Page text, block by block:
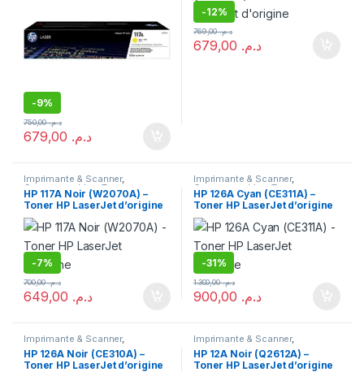
-9%
د.م.
د.م.750,00
-12%
د.م.
د.م.769,00
Imprimante & Scanner,
Consommables,Toner
HP 117A Noir (W2070A) –
Toner HP LaserJet d’origine
-7%
د.م.
د.م.700,00
Imprimante & Scanner,
Consommables,Toner
HP 126A Cyan (CE311A) –
Toner HP LaserJet d’origine
-31%
د.م.
د.م.1.300,00
Imprimante & Scanner,
Consommables,Toner
HP 126A Noir (CE310A) –
Toner HP LaserJet d’origine
Imprimante & Scanner,
Consommables , Toner
HP 12A Noir (Q2612A) –
Toner HP LaserJet d’origine